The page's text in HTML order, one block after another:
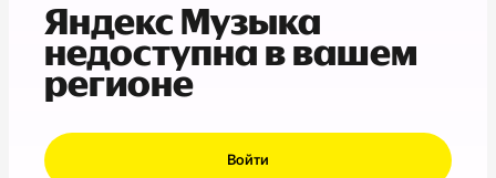
Яндекс Музыка
недоступна в вашем
регионе
Войти